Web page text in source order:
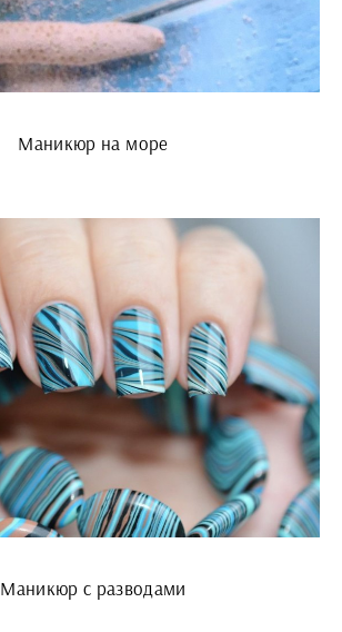
Маникюр на море
Маникюр с разводами